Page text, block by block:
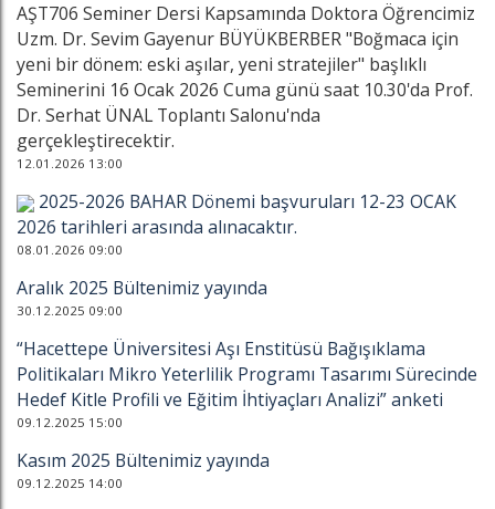
AŞT706 Seminer Dersi Kapsamında Doktora Öğrencimiz
Uzm. Dr. Sevim Gayenur BÜYÜKBERBER "Boğmaca için
yeni bir dönem: eski aşılar, yeni stratejiler" başlıklı
Seminerini 16 Ocak 2026 Cuma günü saat 10.30'da Prof.
Dr. Serhat ÜNAL Toplantı Salonu'nda
gerçekleştirecektir.
12.01.2026 13:00
2025-2026 BAHAR Dönemi başvuruları 12-23 OCAK
2026 tarihleri arasında alınacaktır.
08.01.2026 09:00
Aralık 2025 Bültenimiz yayında
30.12.2025 09:00
“Hacettepe Üniversitesi Aşı Enstitüsü Bağışıklama
Politikaları Mikro Yeterlilik Programı Tasarımı Sürecinde
Hedef Kitle Profili ve Eğitim İhtiyaçları Analizi” anketi
09.12.2025 15:00
Kasım 2025 Bültenimiz yayında
09.12.2025 14:00